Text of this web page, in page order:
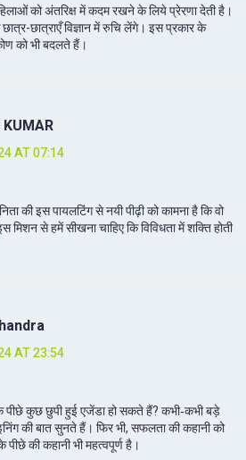
को अंतरिक्ष में कदम रखने के लिये प्रेरणा देती है।
छात्राएँ विज्ञान में रुचि लेंगे। इस प्रकार के
को भी बदलते हैं।
KUMAR
AT 07:14
की इस पायलटिंग से नयी पीढ़ी को कामना है कि वो
से हमें सीखना चाहिए कि विविधता में शक्ति होती
AT 23:54
कुछ छुपी हुई एजेंडा हो सकते हैं? कभी‑कभी बड़े
की बात सुनते हैं। फिर भी, सफलता की कहानी को
की कहानी भी महत्वपूर्ण है।